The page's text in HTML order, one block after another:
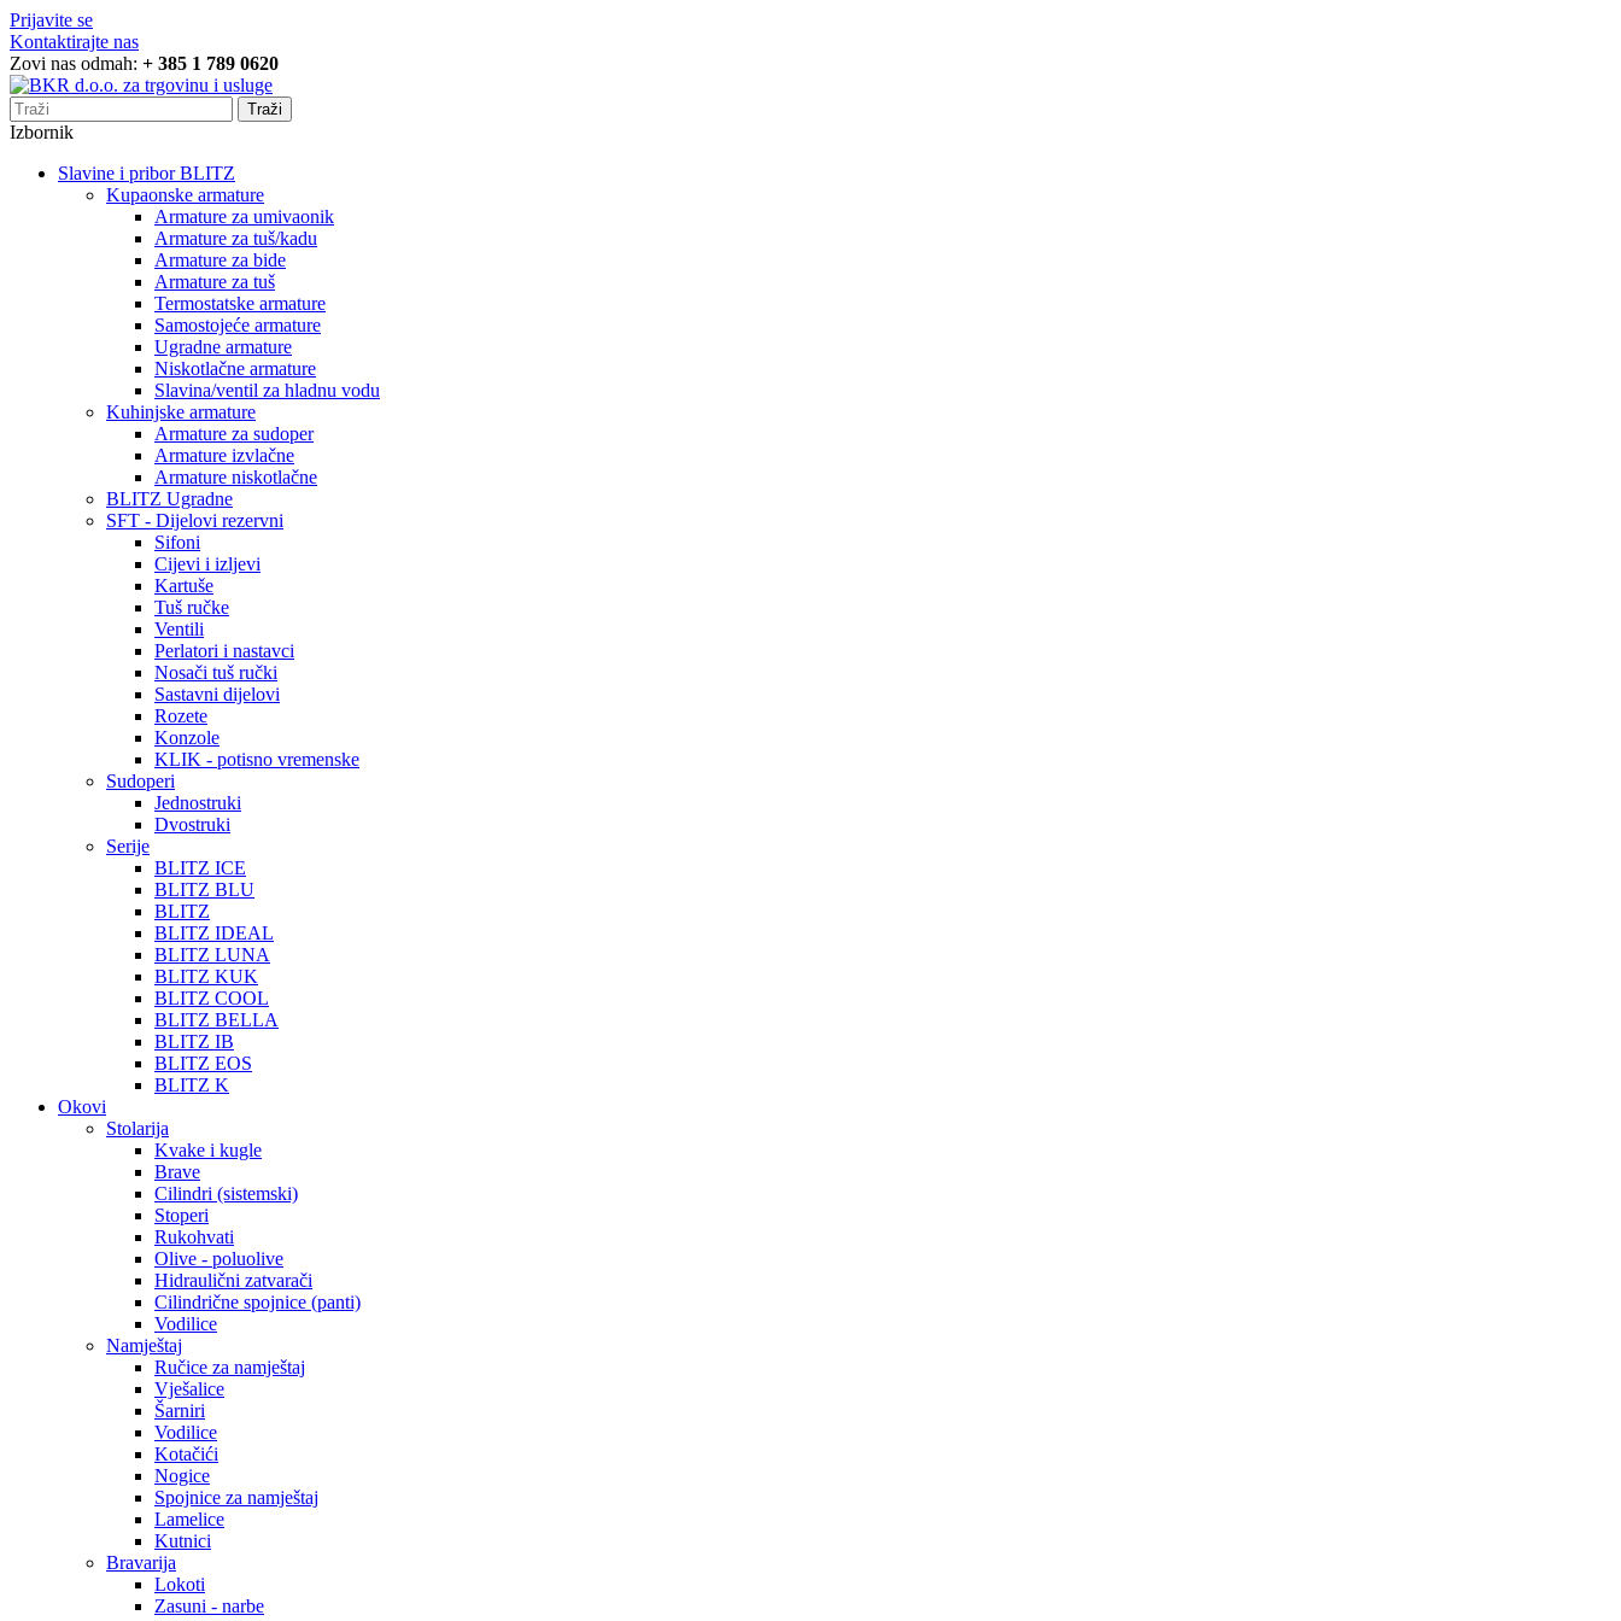
Prijavite se
Kontaktirajte nas
Zovi nas odmah: + 385 1 789 0620
Traži
Izbornik
Slavine i pribor BLITZ
Kupaonske armature
Armature za umivaonik
Armature za tuš/kadu
Armature za bide
Armature za tuš
Termostatske armature
Samostojeće armature
Ugradne armature
Niskotlačne armature
Slavina/ventil za hladnu vodu
Kuhinjske armature
Armature za sudoper
Armature izvlačne
Armature niskotlačne
BLITZ Ugradne
SFT - Dijelovi rezervni
Sifoni
Cijevi i izljevi
Kartuše
Tuš ručke
Ventili
Perlatori i nastavci
Nosači tuš ručki
Sastavni dijelovi
Rozete
Konzole
KLIK - potisno vremenske
Sudoperi
Jednostruki
Dvostruki
Serije
BLITZ ICE
BLITZ BLU
BLITZ
BLITZ IDEAL
BLITZ LUNA
BLITZ KUK
BLITZ COOL
BLITZ BELLA
BLITZ IB
BLITZ EOS
BLITZ K
Okovi
Stolarija
Kvake i kugle
Brave
Cilindri (sistemski)
Stoperi
Rukohvati
Olive - poluolive
Hidraulični zatvarači
Cilindrične spojnice (panti)
Vodilice
Namještaj
Ručice za namještaj
Vješalice
Šarniri
Vodilice
Kotačići
Nogice
Spojnice za namještaj
Lamelice
Kutnici
Bravarija
Lokoti
Zasuni - narbe